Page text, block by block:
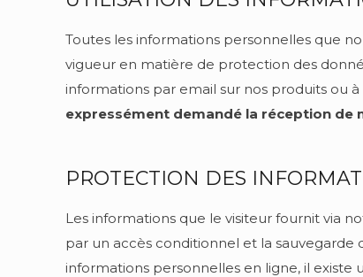
Toutes les informations personnelles que
vigueur en matière de protection des
informations par email sur nos produits ou
expressément demandé la réception de
PROTECTION DES
Les informations que le visiteur fournit via
par un accès conditionnel et la sauvegarde
informations personnelles en ligne, il